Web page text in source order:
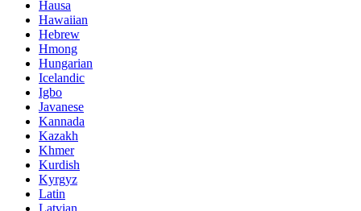
Hausa
Hawaiian
Hebrew
Hmong
Hungarian
Icelandic
Igbo
Javanese
Kannada
Kazakh
Khmer
Kurdish
Kyrgyz
Latin